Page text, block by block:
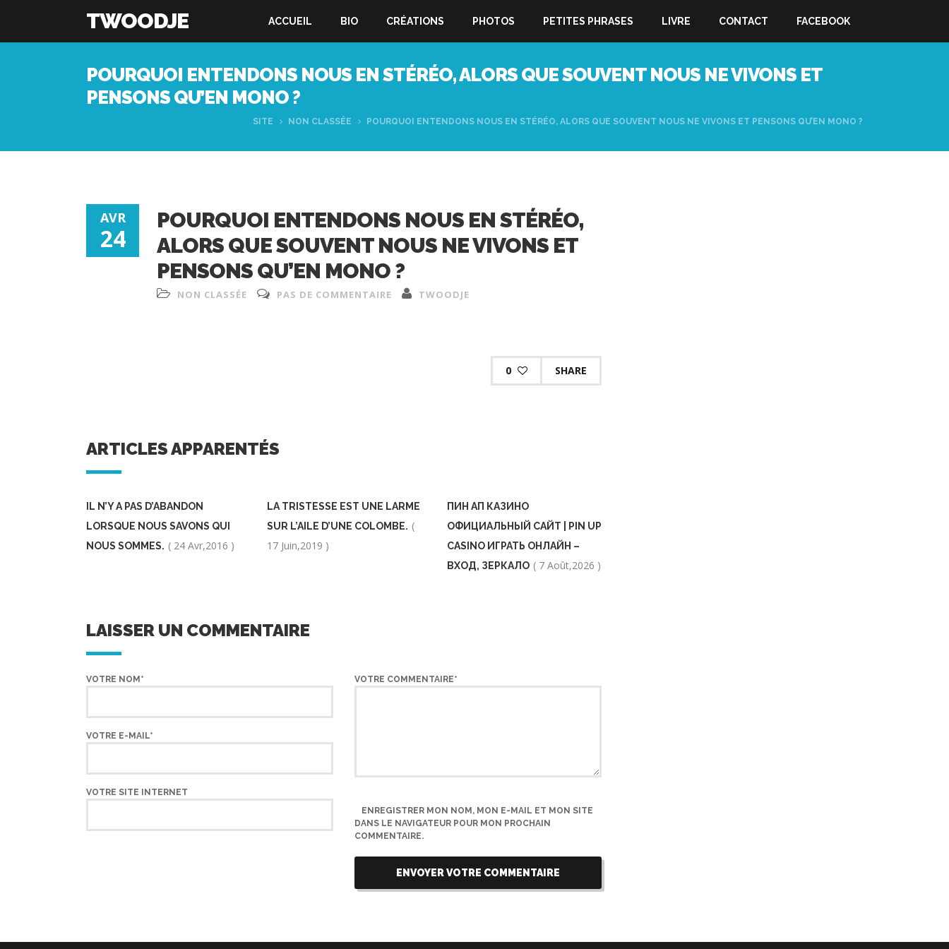
TWOODJE ACCUEIL BIO CRÉATIONS PHOTOS PETITES PHRASES LIVRE CONTACT FACEBOOK
POURQUOI ENTENDONS NOUS EN STÉRÉO, ALORS QUE SOUVENT NOUS NE VIVONS ET
PENSONS QU’EN MONO ?
SITE NON CLASSÉE POURQUOI ENTENDONS NOUS EN STÉRÉO, ALORS QUE SOUVENT NOUS NE VIVONS ET PENSONS QU’EN MONO ?
AVR
24
POURQUOI ENTENDONS NOUS EN STÉRÉO,
ALORS QUE SOUVENT NOUS NE VIVONS ET
PENSONS QU’EN MONO ?
NON CLASSÉE PAS DE COMMENTAIRE TWOODJE
0 SHARE
ARTICLES APPARENTÉS
IL N’Y A PAS D’ABANDON
LORSQUE NOUS SAVONS QUI
NOUS SOMMES. ( 24 Avr,2016 )
LA TRISTESSE EST UNE LARME
SUR L’AILE D’UNE COLOMBE. (
17 Juin,2019 )
ПИН АП КАЗИНО
ОФИЦИАЛЬНЫЙ САЙТ | PIN UP
CASINO ИГРАТЬ ОНЛАЙН –
ВХОД, ЗЕРКАЛО ( 7 Août,2026 )
LAISSER UN COMMENTAIRE
VOTRE COMMENTAIRE*
VOTRE NOM*
VOTRE E-MAIL*
VOTRE SITE INTERNET
ENREGISTRER MON NOM, MON E-MAIL ET MON SITE
DANS LE NAVIGATEUR POUR MON PROCHAIN
COMMENTAIRE.